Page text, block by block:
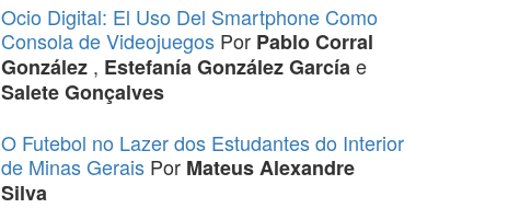
Ocio Digital: El Uso Del Smartphone Como
Consola de Videojuegos Por Pablo Corral
González, Estefanía González García e
Salete Gonçalves
O Futebol no Lazer dos Estudantes do Interior
de Minas Gerais Por Mateus Alexandre
Silva